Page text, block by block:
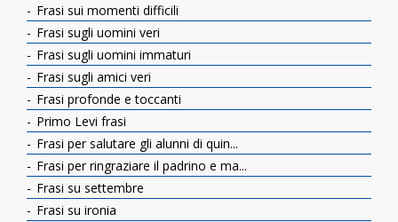
Frasi sui momenti difficili
Frasi sugli uomini veri
Frasi sugli uomini immaturi
Frasi sugli amici veri
Frasi profonde e toccanti
Primo Levi frasi
Frasi per salutare gli alunni di quin...
Frasi per ringraziare il padrino e ma...
Frasi su settembre
Frasi su ironia